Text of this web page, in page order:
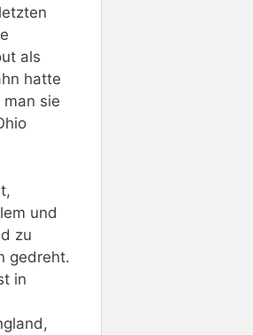
als
hatte
sie
und
zu
gedreht.
in